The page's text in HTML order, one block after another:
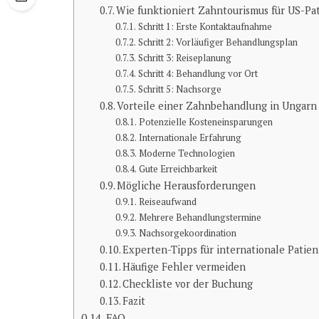
Wie funktioniert Zahntourismus für US-
Schritt 1: Erste Kontaktaufnahme
Schritt 2: Vorläufiger Behandlungsplan
Schritt 3: Reiseplanung
Schritt 4: Behandlung vor Ort
Schritt 5: Nachsorge
Vorteile einer Zahnbehandlung in Ungarn
Potenzielle Kosteneinsparungen
Internationale Erfahrung
Moderne Technologien
Gute Erreichbarkeit
Mögliche Herausforderungen
Reiseaufwand
Mehrere Behandlungstermine
Nachsorgekoordination
Experten-Tipps für internationale
Häufige Fehler vermeiden
Checkliste vor der Buchung
Fazit